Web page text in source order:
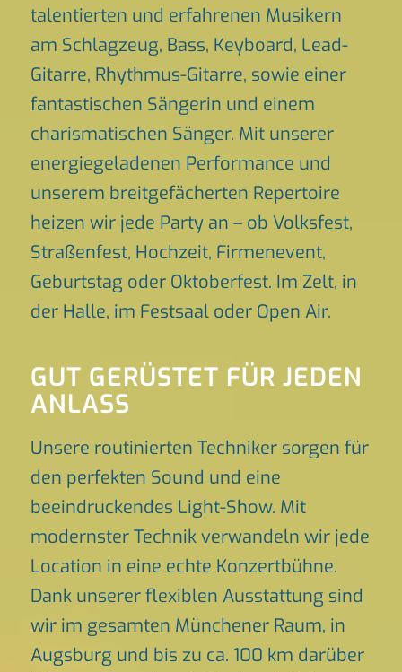
talentierten und erfahrenen Musikern
am Schlagzeug, Bass, Keyboard, Lead-
Gitarre, Rhythmus-Gitarre, sowie einer
fantastischen Sängerin und einem
charismatischen Sänger. Mit unserer
energiegeladenen Performance und
unserem breitgefächerten Repertoire
heizen wir jede Party an – ob Volksfest,
Straßenfest, Hochzeit, Firmenevent,
Geburtstag oder Oktoberfest. Im Zelt, in
der Halle, im Festsaal oder Open Air.
GUT GERÜSTET FÜR JEDEN
ANLASS
Unsere routinierten Techniker sorgen für
den perfekten Sound und eine
beeindruckendes Light-Show. Mit
modernster Technik verwandeln wir jede
Location in eine echte Konzertbühne.
Dank unserer flexiblen Ausstattung sind
wir im gesamten Münchener Raum, in
Augsburg und bis zu ca. 100 km darüber